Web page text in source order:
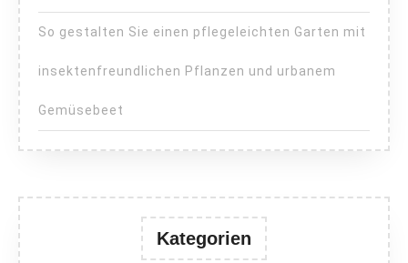
So gestalten Sie einen pflegeleichten Garten mit
insektenfreundlichen Pflanzen und urbanem
Gemüsebeet
Kategorien